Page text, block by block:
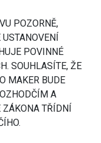
POZORNĚ,
POVINNÉ
SOUHLASÍTE, ŽE
MAKER BUDE
A
ZÁKONA TŘÍDNÍ